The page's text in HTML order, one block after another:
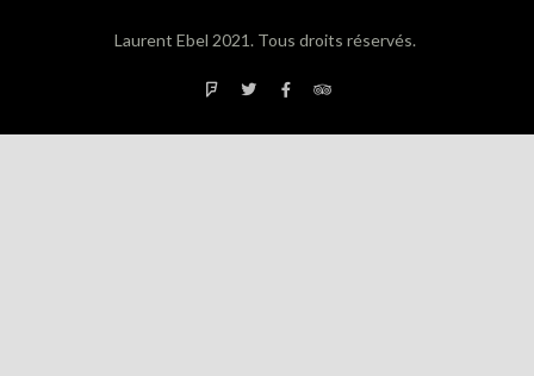
Laurent Ebel 2021. Tous droits réservés.